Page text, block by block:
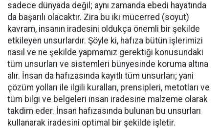
sadece dünyada değil; aynı zamanda ebedi hayatında
da başarılı olacaktır. Zira bu iki mücerred (soyut)
kavram, insanın iradesini oldukça önemli bir şekilde
etkileyen unsurlardır. Şöyle ki, hafıza bütün işlerimizi
nasıl ve ne şekilde yapmamız gerektiği konusundaki
tüm unsurları ve sistemleri bünyesinde koruma altına
alır. İnsan da hafızasında kayıtlı tüm unsurları; yani
çözüm yolları ile ilgili kuralları, prensipleri, metotları ve
tüm bilgi ve belgeleri insan iradesine malzeme olarak
takdim eder. İnsan hafızasında bulunan bu unsurları
kullanarak iradesini optimal bir şekilde işletir.